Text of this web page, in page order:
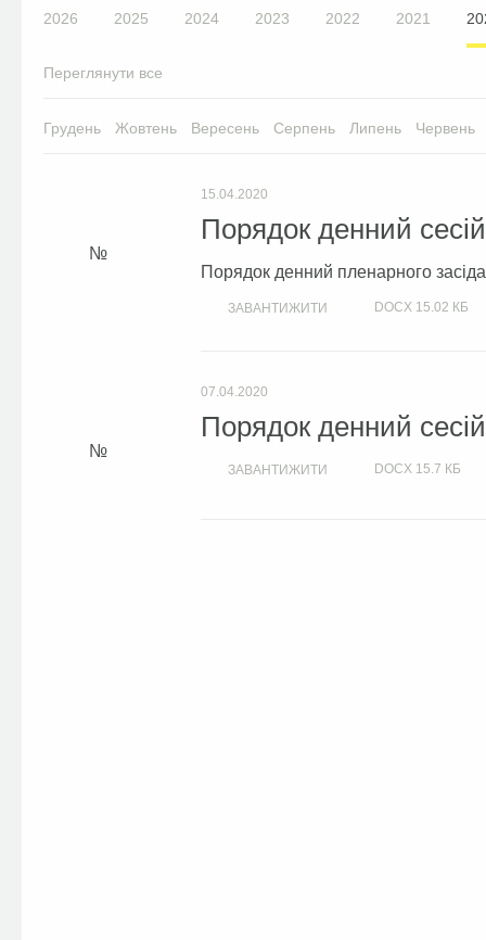
2026 2025 2024 2023 2022 2021
Переглянути все
Грудень Жовтень Вересень Серпень Липень Червень
15.04.2020
Порядок денний
Порядок денний пленарного
ЗАВАНТИЖИТИ DOCX 15.02 КБ
07.04.2020
Порядок денний
ЗАВАНТИЖИТИ DOCX 15.7 КБ